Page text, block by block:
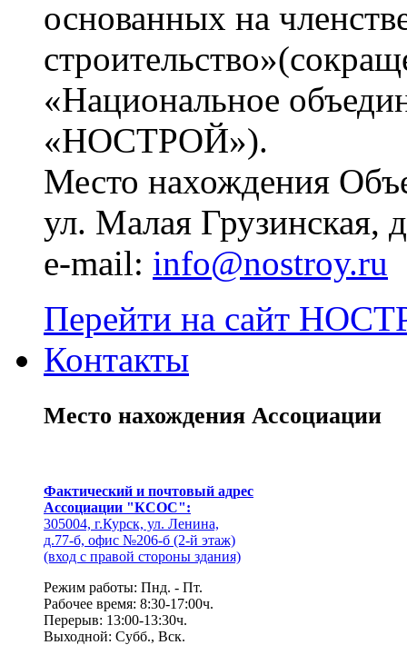
основанных на
«Национальное
«НОСТРОЙ»).
Место нахождения
ул. Малая Грузинская,
e-mail: info@nostroy.ru
Перейти на сайт
Контакты
Место нахождения Ассоциации
Фактический и почтовый адрес
Ассоциации "КСОС":
305004, г.Курск, ул. Ленина,
д.77-б, офис №206-б (2-й этаж)
(вход с правой стороны здания)
Режим работы: Пнд. - Пт.
Рабочее время: 8:30-17:00ч.
Перерыв: 13:00-13:30ч.
Выходной: Субб., Вск.